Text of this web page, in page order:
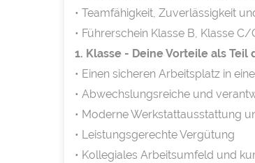
• Teamfähigkeit, Zuverlässigkeit
• Führerschein Klasse B, Klasse
1. Klasse - Deine Vorteile als Teil
• Einen sicheren Arbeitsplatz in
• Abwechslungsreiche und
• Moderne Werkstattausstattung
• Leistungsgerechte Vergütung
• Kollegiales Arbeitsumfeld und